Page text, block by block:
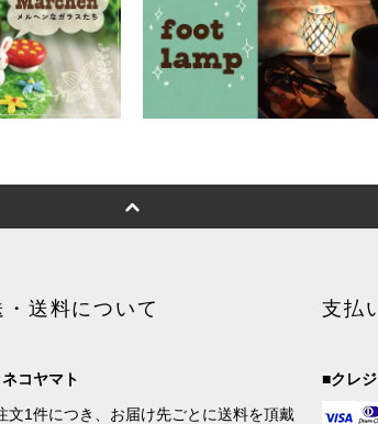
・送料について
コヤマト
文1件につき、お届け先ごとに送料を頂戴
支払
■クレ